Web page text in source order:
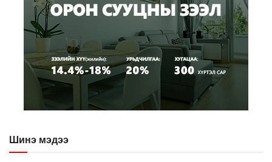
Шинэ мэдээ